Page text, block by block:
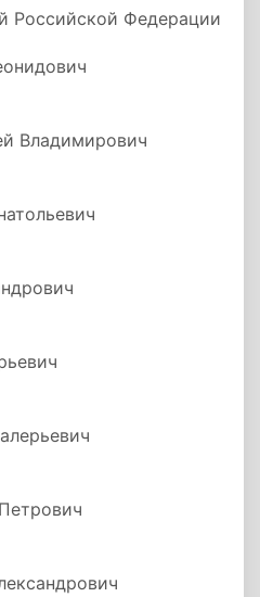
Российской Федерации
Владимирович